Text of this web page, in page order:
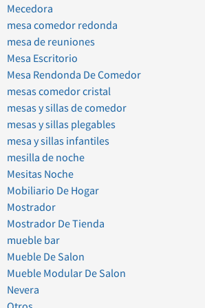
Mecedora
mesa comedor redonda
mesa de reuniones
Mesa Escritorio
Mesa Rendonda De Comedor
mesas comedor cristal
mesas y sillas de comedor
mesas y sillas plegables
mesa y sillas infantiles
mesilla de noche
Mesitas Noche
Mobiliario De Hogar
Mostrador
Mostrador De Tienda
mueble bar
Mueble De Salon
Mueble Modular De Salon
Nevera